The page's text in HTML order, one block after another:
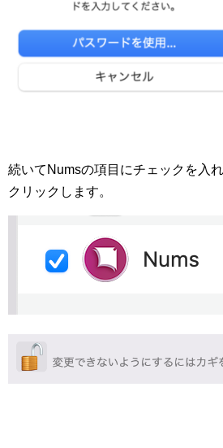
続いてNumsの項目にチェックを入
クリックします。